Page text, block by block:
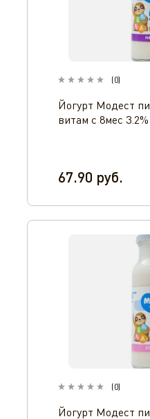
(0)
Йогурт Модест
витам с 8мес
67.90 руб.
(0)
Йогурт Модест